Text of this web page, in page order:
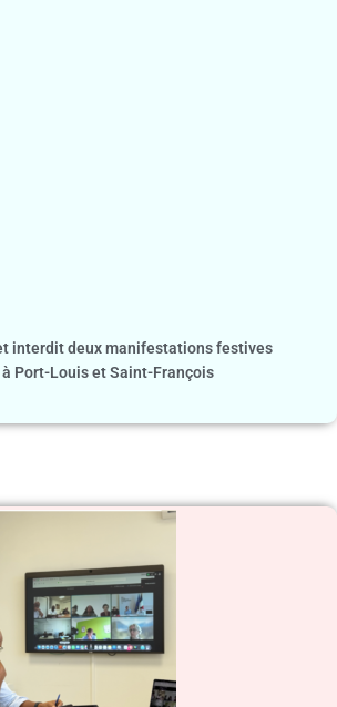
interdit deux manifestations festives
Port-Louis et Saint-François